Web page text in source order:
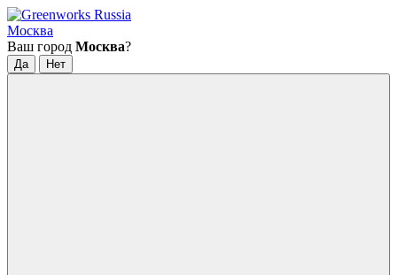
Москва
Ваш город Москва?